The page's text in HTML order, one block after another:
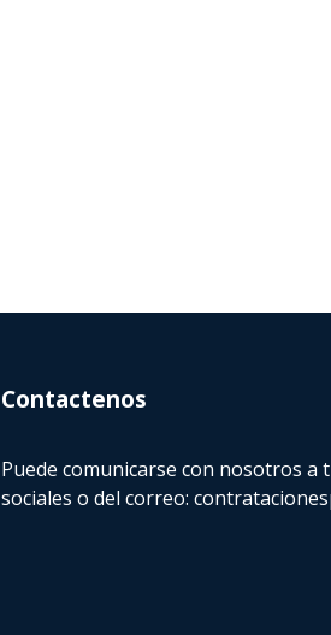
Contactenos
Puede comunicarse con nosotros a
sociales o del correo: